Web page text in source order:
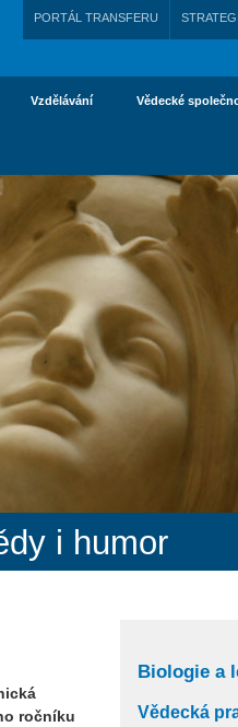
PORTÁL TRANSFERU
Vzdělávání Vědecké
i humor
ročníku
Biologie a
Vědecká